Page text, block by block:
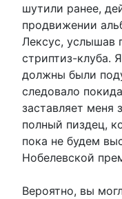
шутили ранее,
продвижении
Лексус, услышав
стриптиз-клуба.
должны были
следовало
заставляет меня
полный пиздец,
пока не будем
Нобелевской
Вероятно, вы